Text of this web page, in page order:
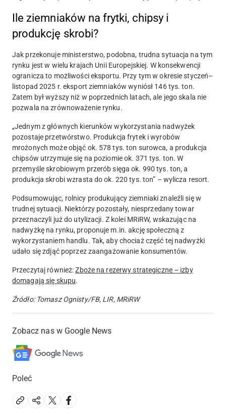
Ile ziemniaków na frytki, chipsy i
produkcję skrobi?
Jak przekonuje ministerstwo, podobna, trudna sytuacja na tym
rynku jest w wielu krajach Unii Europejskiej. W konsekwencji
ogranicza to możliwości eksportu. Przy tym w okresie styczeń–
listopad 2025 r. eksport ziemniaków wyniósł 146 tys. ton.
Zatem był wyższy niż w poprzednich latach, ale jego skala nie
pozwala na zrównoważenie rynku.
„Jednym z głównych kierunków wykorzystania nadwyżek
pozostaje przetwórstwo. Produkcja frytek i wyrobów
mrożonych może objąć ok. 578 tys. ton surowca, a produkcja
chipsów utrzymuje się na poziomie ok. 371 tys. ton. W
przemyśle skrobiowym przerób sięga ok. 990 tys. ton, a
produkcja skrobi wzrasta do ok. 220 tys. ton” – wylicza resort.
Podsumowując, rolnicy produkujący ziemniaki znaleźli się w
trudnej sytuacji. Niektórzy pozostały, niesprzedany towar
przeznaczyli już do utylizacji. Z kolei MRiRW, wskazując na
nadwyżkę na rynku, proponuje m.in. akcję społeczną z
wykorzystaniem handlu. Tak, aby chociaż część tej nadwyżki
udało się zdjąć poprzez zaangażowanie konsumentów.
Przeczytaj również: Zboże na rezerwy strategiczne – izby
domagają się skupu.
Źródło: Tomasz Ognisty/FB, LIR, MRiRW
Zobacz nas w Google News
Poleć